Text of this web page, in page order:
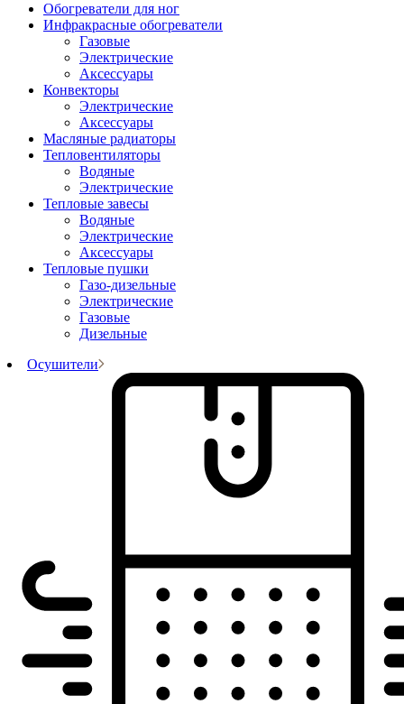
Обогреватели для ног
Инфракрасные обогреватели
Газовые
Электрические
Аксессуары
Конвекторы
Электрические
Аксессуары
Масляные радиаторы
Тепловентиляторы
Водяные
Электрические
Тепловые завесы
Водяные
Электрические
Аксессуары
Тепловые пушки
Газо-дизельные
Электрические
Газовые
Дизельные
Осушители